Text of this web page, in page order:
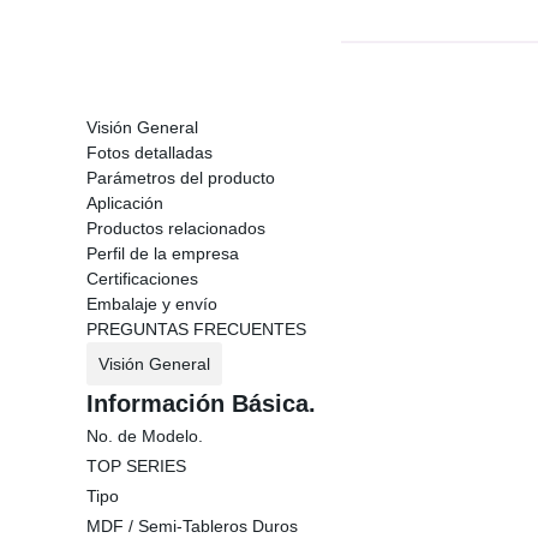
Visión General
Fotos detalladas
Parámetros del producto
Aplicación
Productos relacionados
Perfil de la empresa
Certificaciones
Embalaje y envío
PREGUNTAS FRECUENTES
Visión General
Información Básica.
No. de Modelo.
TOP SERIES
Tipo
MDF / Semi-Tableros Duros